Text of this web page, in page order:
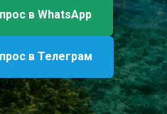
в WhatsApp
в Телеграм